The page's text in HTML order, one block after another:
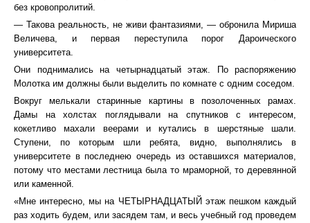
без кровопролитий.
— Такова реальность, не живи фантазиями, — обронила Мириша
Величева, и первая переступила порог Дароического
университета.
Они поднимались на четырнадцатый этаж. По распоряжению
Молотка им должны были выделить по комнате с одним соседом.
Вокруг мелькали старинные картины в позолоченных рамах.
Дамы на холстах поглядывали на спутников с интересом,
кокетливо махали веерами и кутались в шерстяные шали.
Ступени, по которым шли ребята, видно, выполнялись в
университете в последнею очередь из оставшихся материалов,
потому что местами лестница была то мраморной, то деревянной
или каменной.
«Мне интересно, мы на ЧЕТЫРНАДЦАТЫЙ этаж пешком каждый
раз ходить будем, или засядем там, и весь учебный год проведем